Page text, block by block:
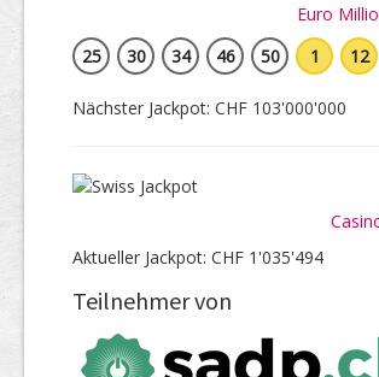
Euro
25
30 34 46 50 1 12
Nächster Jackpot: CHF 103'000'000
Aktueller Jackpot: CHF 1'035'494
Teilnehmer von